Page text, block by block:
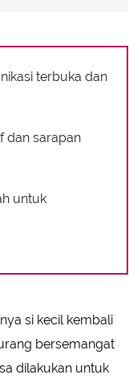
terbuka dan
dan sarapan
untuk
si kecil kembali
bersemangat
dilakukan untuk